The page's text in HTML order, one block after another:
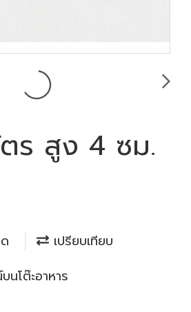
ร สูง 4 ซม.
เปรียบเทียบ
โต๊ะอาหาร